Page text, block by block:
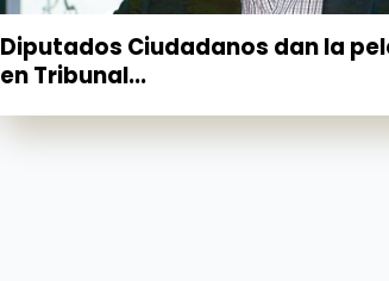
Diputados Ciudadanos dan la
en Tribunal...